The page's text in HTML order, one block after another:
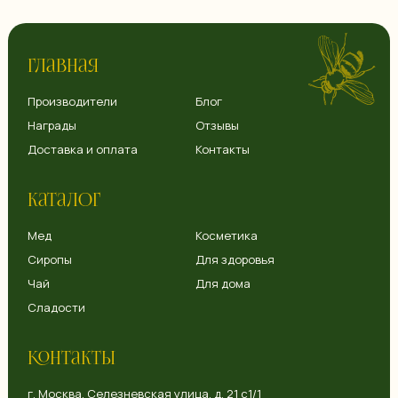
Главная
Производители
Награды
Отзывы
Блог
Доставка и оплата
Каталог
Мед
Сиропы
Чай
Сладости
Косметика
Для дома
Для здоровья
Контакты
г. Москва, Селезневская улица, д. 21 с1/1
Контакты